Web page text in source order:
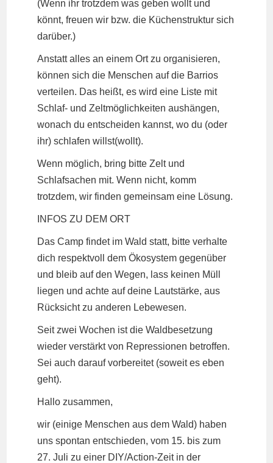
(Wenn ihr trotzdem was geben wollt und
könnt, freuen wir bzw. die Küchenstruktur sich
darüber.)
Anstatt alles an einem Ort zu organisieren,
können sich die Menschen auf die Barrios
verteilen. Das heißt, es wird eine Liste mit
Schlaf- und Zeltmöglichkeiten aushängen,
wonach du entscheiden kannst, wo du (oder
ihr) schlafen willst(wollt).
Wenn möglich, bring bitte Zelt und
Schlafsachen mit. Wenn nicht, komm
trotzdem, wir finden gemeinsam eine Lösung.
INFOS ZU DEM ORT
Das Camp findet im Wald statt, bitte verhalte
dich respektvoll dem Ökosystem gegenüber
und bleib auf den Wegen, lass keinen Müll
liegen und achte auf deine Lautstärke, aus
Rücksicht zu anderen Lebewesen.
Seit zwei Wochen ist die Waldbesetzung
wieder verstärkt von Repressionen betroffen.
Sei auch darauf vorbereitet (soweit es eben
geht).
Hallo zusammen,
wir (einige Menschen aus dem Wald) haben
uns spontan entschieden, vom 15. bis zum
27. Juli zu einer DIY/Action-Zeit in der